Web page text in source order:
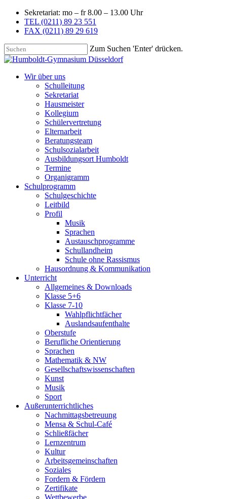
Sekretariat: mo – fr 8.00 – 13.00 Uhr
TEL (0211) 89 23 551
FAX (0211) 89 29 619
Zum Suchen 'Enter' drücken.
Wir über uns
Schulleitung
Sekretariat
Hausmeister
Kollegium
Schülervertretung
Elternarbeit
Beratungsteam
Schulsozialarbeit
Ausbildungsort Humboldt
Termine
Organigramm
Schulprogramm
Schulgeschichte
Leitbild
Profil
Musik
Sprachen
Austauschprogramme
Schullandheim
Schule ohne Rassismus
Hausordnung & Kommunikation
Unterricht
Allgemeines & Downloads
Klasse 5+6
Klasse 7-10
Wahlpflichtfächer
Auslandsaufenthalte
Oberstufe
Berufliche Orientierung
Sprachen
Mathematik & NW
Gesellschaftswissenschaften
Kunst
Musik
Sport
Außerunterrichtliches
Nachmittagsbetreuung
Mensa & Schul-Café
Schließfächer
Lernzentrum
Kultur
Arbeitsgemeinschaften
Soziales
Fordern & Fördern
Zertifikate
Wettbewerbe